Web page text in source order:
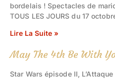
bordelais ! Spectacles de
TOUS LES JOURS du 17
Lire La Suite »
May The 4th Be With
Star Wars épisode II,